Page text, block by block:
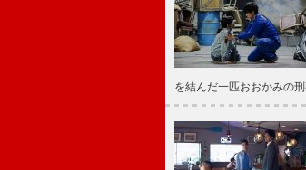
を結んだ一匹おおかみの